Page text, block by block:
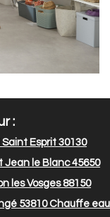
:
Esprit 30130
le Blanc 45650
les Vosges 88150
53810Chauffe eau